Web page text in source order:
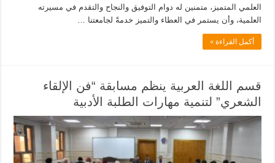
العلمي المتميز، متمنين له دوام التوفيق والنجاح والتقدم في مسيرته
العلمية، وأن يستمر في العطاء والتميز خدمةً لجامعتنا …
أكمل القراءة »
قسم اللغة العربية ينظم مسابقة “فن الإلقاء
الشعري” لتنمية مهارات الطلبة الأدبية